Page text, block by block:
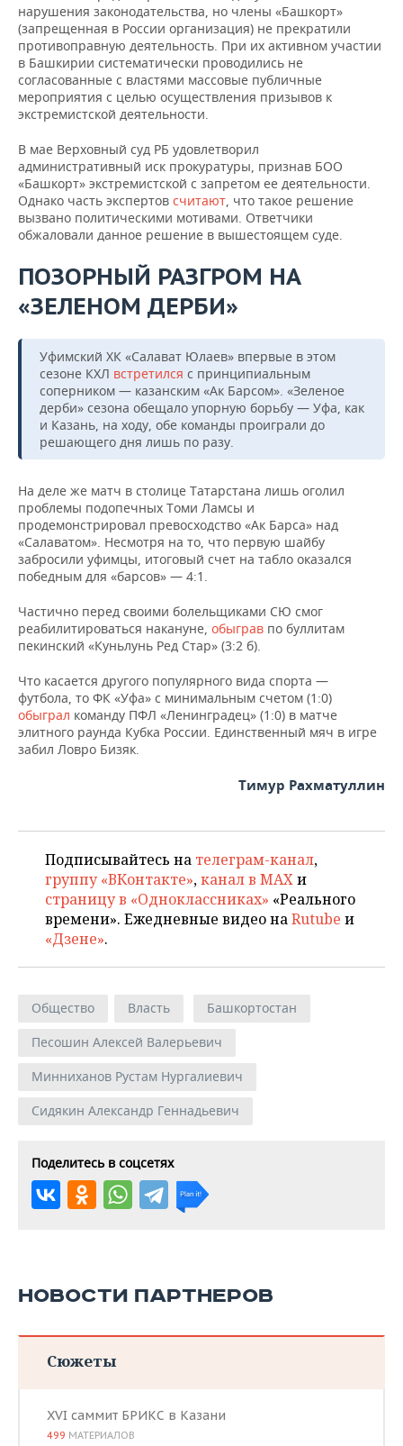
нарушения законодательства, но члены «Башкорт»
(запрещенная в России организация) не прекратили
противоправную деятельность. При их активном участии
в Башкирии систематически проводились не
согласованные с властями массовые публичные
мероприятия с целью осуществления призывов к
экстремистской деятельности.
В мае Верховный суд РБ удовлетворил
административный иск прокуратуры, признав БОО
«Башкорт» экстремистской с запретом ее деятельности.
Однако часть экспертов считают, что такое решение
вызвано политическими мотивами. Ответчики
обжаловали данное решение в вышестоящем суде.
ПОЗОРНЫЙ РАЗГРОМ НА
«ЗЕЛЕНОМ ДЕРБИ»
Уфимский ХК «Салават Юлаев» впервые в этом
сезоне КХЛ встретился с принципиальным
соперником — казанским «Ак Барсом». «Зеленое
дерби» сезона обещало упорную борьбу — Уфа, как
и Казань, на ходу, обе команды проиграли до
решающего дня лишь по разу.
На деле же матч в столице Татарстана лишь оголил
проблемы подопечных Томи Ламсы и
продемонстрировал превосходство «Ак Барса» над
«Салаватом». Несмотря на то, что первую шайбу
забросили уфимцы, итоговый счет на табло оказался
победным для «барсов» — 4:1.
Частично перед своими болельщиками СЮ смог
реабилитироваться накануне, обыграв по буллитам
пекинский «Куньлунь Ред Стар» (3:2 б).
Что касается другого популярного вида спорта —
футбола, то ФК «Уфа» с минимальным счетом (1:0)
обыграл команду ПФЛ «Ленинградец» (1:0) в матче
элитного раунда Кубка России. Единственный мяч в игре
забил Ловро Бизяк.
Тимур Рахматуллин
Подписывайтесь на телеграм-канал,
группу «ВКонтакте»,канал в MAXи
страницу в «Одноклассниках» «Реального
времени». Ежедневные видео наRutube и
«Дзене».
Общество Власть
Башкортостан
Песошин Алексей Валерьевич
Минниханов Рустам Нургалиевич
Сидякин Александр Геннадьевич
Поделитесь в соцсетях
НОВОСТИ ПАРТНЕРОВ
Сюжеты
XVI саммит БРИКС в Казани
499 МАТЕРИАЛОВ